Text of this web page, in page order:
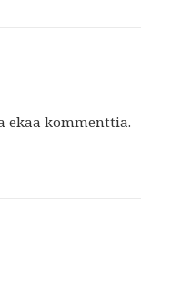
ekaa kommenttia.